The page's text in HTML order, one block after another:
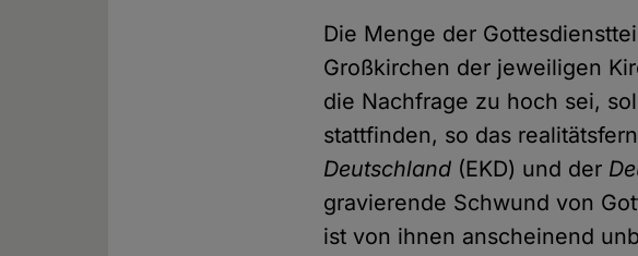
Die Menge der
Großkirchen der jeweiligen
die Nachfrage zu hoch sei,
stattfinden, so das
Deutschland (EKD) und der
gravierende Schwund von
ist von ihnen anscheinend